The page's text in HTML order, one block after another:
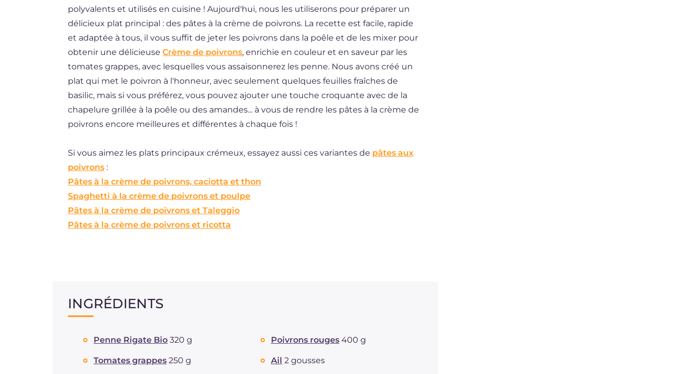
polyvalents et utilisés en cuisine ! Aujourd'hui, nous les utiliserons pour préparer un
délicieux plat principal : des pâtes à la crème de poivrons. La recette est facile, rapide
et adaptée à tous, il vous suffit de jeter les poivrons dans la poêle et de les mixer pour
obtenir une délicieuse Crème de poivrons, enrichie en couleur et en saveur par les
tomates grappes, avec lesquelles vous assaisonnerez les penne. Nous avons créé un
plat qui met le poivron à l'honneur, avec seulement quelques feuilles fraîches de
basilic, mais si vous préférez, vous pouvez ajouter une touche croquante avec de la
chapelure grillée à la poêle ou des amandes... à vous de rendre les pâtes à la crème de
poivrons encore meilleures et différentes à chaque fois !
Si vous aimez les plats principaux crémeux, essayez aussi ces variantes de pâtes aux
poivrons :
Pâtes à la crème de poivrons, caciotta et thon
Spaghetti à la crème de poivrons et poulpe
Pâtes à la crème de poivrons et Taleggio
Pâtes à la crème de poivrons et ricotta
INGRÉDIENTS
Penne Rigate Bio 320 g Poivrons rouges 400 g
Tomates grappes 250 g Ail 2 gousses